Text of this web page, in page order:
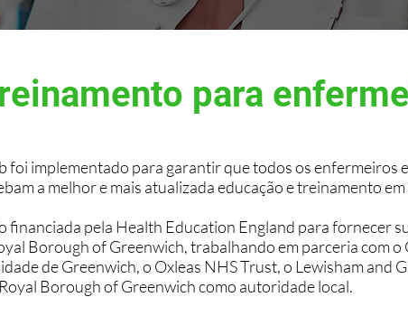
para
implementado para garantir que todos os enfermeiros
a melhor e mais atualizada educação e treinamento em
financiada pela Health Education England para fornecer
Borough of Greenwich, trabalhando em parceria com o
de Greenwich, o Oxleas NHS Trust, o Lewisham and
Royal Borough of Greenwich como autoridade local.